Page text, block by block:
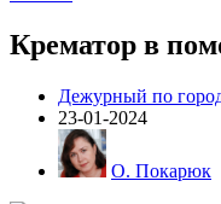
Крематор в
Дежурный по
23-01-2024
О. Покарюк